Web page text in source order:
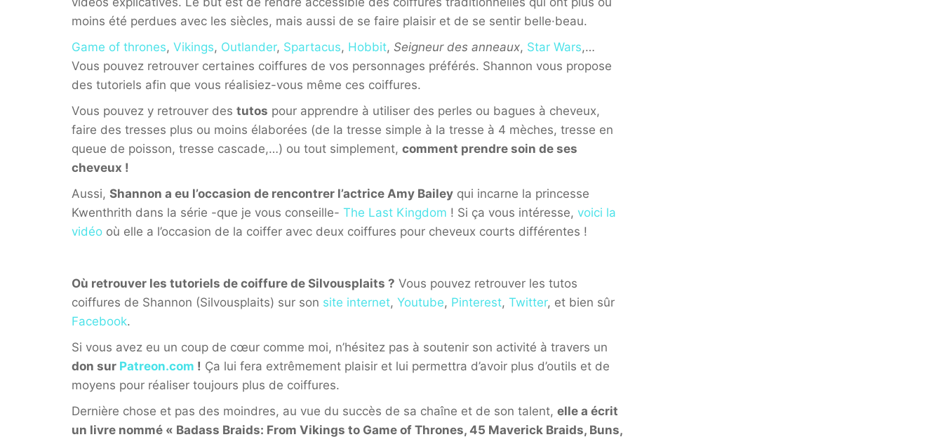
moins été perdues avec les siècles, mais aussi de se faire plaisir et de se sentir belle·beau.
Game of thrones, Vikings, Outlander, Spartacus, Hobbit, Seigneur des anneaux, Star Wars,…
Vous pouvez retrouver certaines coiffures de vos personnages préférés. Shannon vous propose
des tutoriels afin que vous réalisiez-vous même ces coiffures.
Vous pouvez y retrouver des tutos pour apprendre à utiliser des perles ou bagues à cheveux,
faire des tresses plus ou moins élaborées (de la tresse simple à la tresse à 4 mèches, tresse en
queue de poisson, tresse cascade,…) ou tout simplement, comment prendre soin de ses
cheveux !
Aussi, Shannon a eu l’occasion de rencontrer l’actrice Amy Bailey qui incarne la princesse
Kwenthrith dans la série -que je vous conseille- The Last Kingdom ! Si ça vous intéresse, voici la
vidéo où elle a l’occasion de la coiffer avec deux coiffures pour cheveux courts différentes !
Où retrouver les tutoriels de coiffure de Silvousplaits ? Vous pouvez retrouver les tutos
coiffures de Shannon (Silvousplaits) sur son site internet, Youtube, Pinterest, Twitter, et bien sûr
Facebook.
Si vous avez eu un coup de cœur comme moi, n’hésitez pas à soutenir son activité à travers un
don sur Patreon.com ! Ça lui fera extrêmement plaisir et lui permettra d’avoir plus d’outils et de
moyens pour réaliser toujours plus de coiffures.
Dernière chose et pas des moindres, au vue du succès de sa chaîne et de son talent, elle a écrit
un livre nommé « Badass Braids: From Vikings to Game of Thrones, 45 Maverick Braids, Buns,